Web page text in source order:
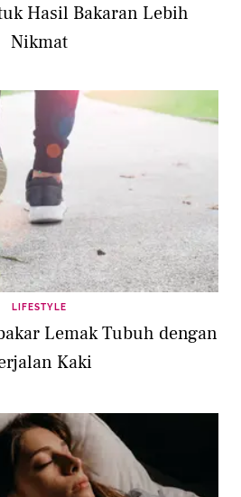
Hasil Bakaran Lebih
Nikmat
LIFESTYLE
Lemak Tubuh dengan
Kaki